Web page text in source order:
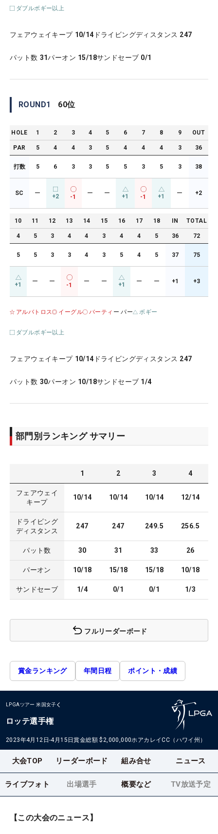
ダブルボギー以上
フェアウェイキープ 10/14 ドライビングディスタンス 247
パット数 31パーオン 15/18サンドセーブ 0/1
ROUND1 60位
HOLE 1 2 3 4 5 6 7 8 9 OUT
PAR 5 4 4 3 5 4 4 4 3 36
打数 5 6 3 3 5 5 3 5 3 38
SC ー +2 -1
ー ー +1 -1 +1 ー +2
10 11 12 13 14 15 16 17 18 IN TOTAL
4 5 3 4 4 3 4 4 5 36 72
5 5 3 3 4 3 5 4 5 37 75
+1 ー ー
-1
ー ー +1 ー ー +1 +3
アルバトロス イーグル バーティ ー パー ボギー
ダブルボギー以上
フェアウェイキープ 10/14 ドライビングディスタンス 247
パット数 30パーオン 10/18サンドセーブ 1/4
部門別ランキング サマリー
1 2 3 4
フェアウェイ
キープ
10/14 10/14 10/14 12/14
ドライビング
ディスタンス
247 247 249.5 256.5
パット数 30 31 33 26
パーオン 10/18 15/18 15/18 10/18
サンドセーブ 1/4 0/1 0/1 1/3
フルリーダーボード
賞金ランキング 年間日程 ポイント・成績
LPGAツアー 米国女子
ロッテ選手権
2023年4月12日-4月15日賞金総額 $2,000,000ホアカレイCC（ハワイ州）
大会TOP リーダーボード 組み合せ ニュース
ライブフォト 出場選手 概要など TV放送予定
【この大会のニュース】